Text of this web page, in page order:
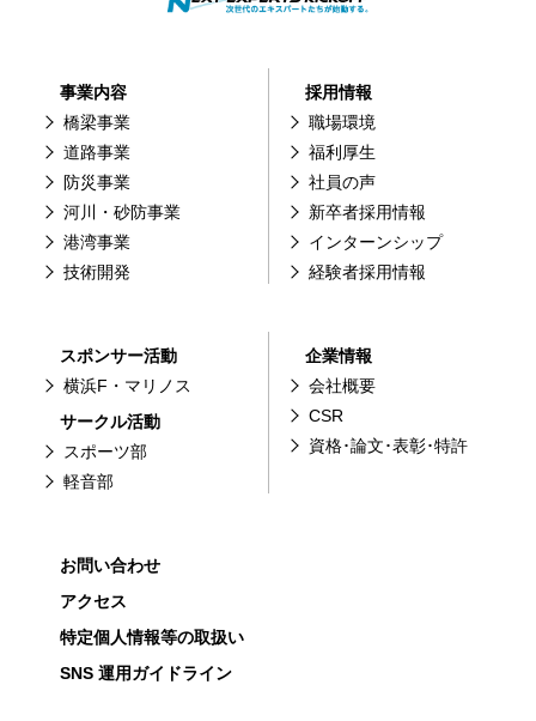
事業内容
橋梁事業
道路事業
防災事業
河川・砂防事業
港湾事業
技術開発
採用情報
職場環境
福利厚生
社員の声
新卒者採用情報
インターンシップ
経験者採用情報
スポンサー活動
横浜F・マリノス
サークル活動
スポーツ部
軽音部
企業情報
会社概要
CSR
資格･論文･表彰･特許
お問い合わせ
アクセス
特定個人情報等の取扱い
SNS 運用ガイドライン